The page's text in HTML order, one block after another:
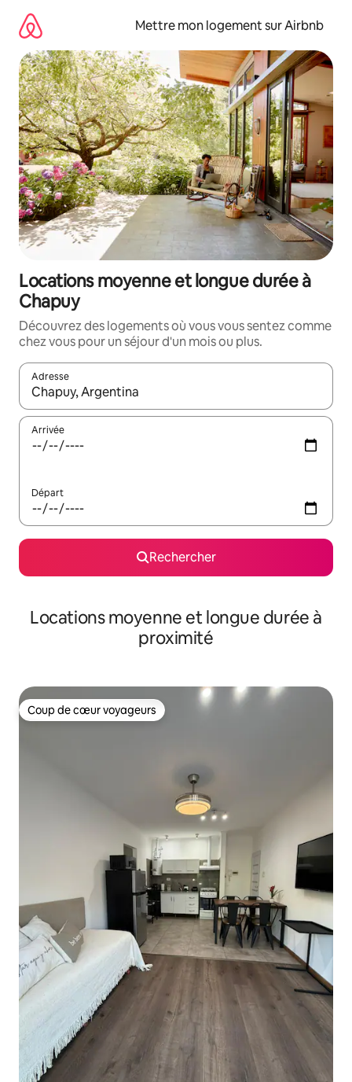
directement
contenu
Mettre mon logement sur Airbnb
Locations moyenne et longue durée à
Chapuy
Découvrez des logements où vous vous sentez comme
chez vous pour un séjour d'un mois ou plus.
Adresse
Lorsque les résultats s'affichent, utilisez les flèches vers le
Arrivée
Départ
Rechercher
Locations moyenne et longue durée à
proximité
Coup de cœur voyageurs
Coup de cœur voyageurs